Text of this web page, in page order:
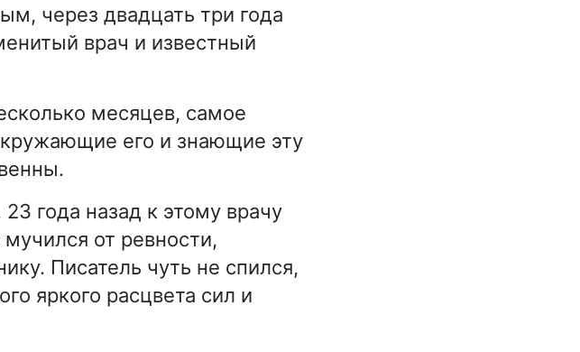
через двадцать три года
врач и известный
месяцев, самое
его и знающие эту
года назад к этому врачу
от ревности,
Писатель чуть не спился,
яркого расцвета сил и